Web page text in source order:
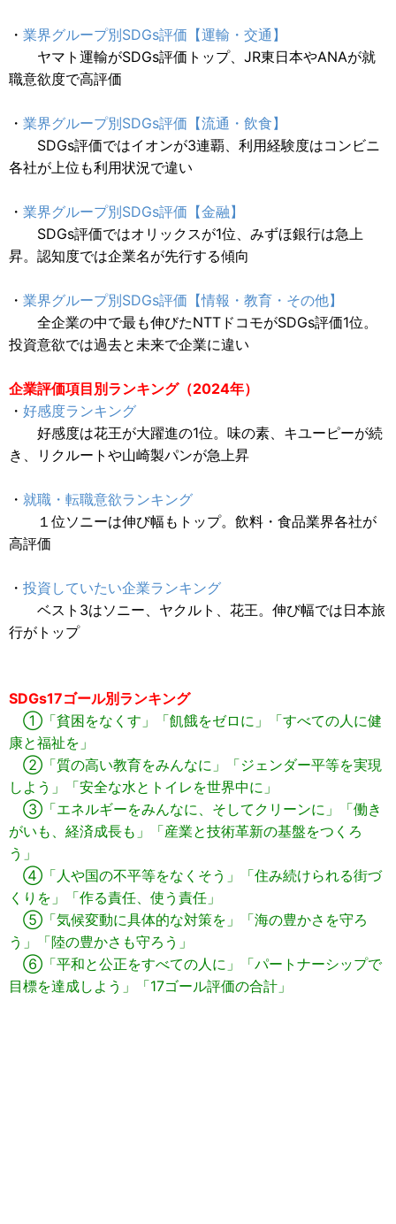
・ 業界グループ別SDGs評価【運輸・交通】
ヤマト運輸がSDGs評価トップ、JR東日本やANAが就
職意欲度で高評価
・ 業界グループ別SDGs評価【流通・飲食】
SDGs評価ではイオンが3連覇、利用経験度はコンビニ
各社が上位も利用状況で違い
・ 業界グループ別SDGs評価【金融】
SDGs評価ではオリックスが1位、みずほ銀行は急上
昇。認知度では企業名が先行する傾向
・ 業界グループ別SDGs評価【情報・教育・その他】
全企業の中で最も伸びたNTTドコモがSDGs評価1位。
投資意欲では過去と未来で企業に違い
企業評価項目別ランキング（2024年）
・ 好感度ランキング
好感度は花王が大躍進の1位。味の素、キユーピーが続
き、リクルートや山崎製パンが急上昇
・ 就職・転職意欲ランキング
１位ソニーは伸び幅もトップ。飲料・食品業界各社が
高評価
・ 投資していたい企業ランキング
ベスト3はソニー、ヤクルト、花王。伸び幅では日本旅
行がトップ
SDGs17ゴール別ランキング
①「貧困をなくす」「飢餓をゼロに」「すべての人に健
康と福祉を」
②「質の高い教育をみんなに」「ジェンダー平等を実現
しよう」「安全な水とトイレを世界中に」
③「エネルギーをみんなに、そしてクリーンに」「働き
がいも、経済成長も」「産業と技術革新の基盤をつくろ
う」
④「人や国の不平等をなくそう」「住み続けられる街づ
くりを」「作る責任、使う責任」
⑤「気候変動に具体的な対策を」「海の豊かさを守ろ
う」「陸の豊かさも守ろう」
⑥「平和と公正をすべての人に」「パートナーシップで
目標を達成しよう」「17ゴール評価の合計」